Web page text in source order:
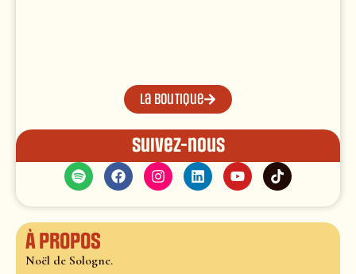
La boutique
Suivez-nous
À propos
Noël de Sologne.